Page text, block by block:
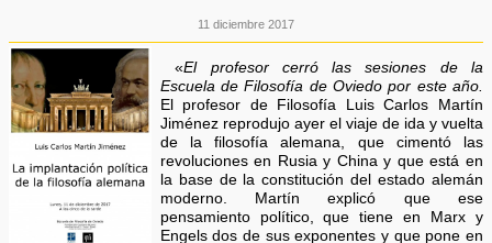
11 diciembre 2017
«El profesor cerró las sesiones de la
Escuela de Filosofía de Oviedo por este año.
El profesor de Filosofía Luis Carlos Martín
Jiménez reprodujo ayer el viaje de ida y vuelta
de la filosofía alemana, que cimentó las
revoluciones en Rusia y China y que está en
la base de la constitución del estado alemán
moderno. Martín explicó que ese
pensamiento político, que tiene en Marx y
Engels dos de sus exponentes y que pone en